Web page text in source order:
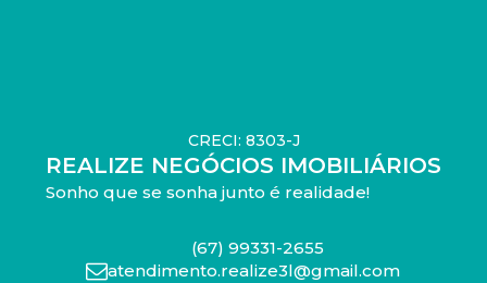
CRECI: 8303-J
REALIZE NEGÓCIOS IMOBILIÁRIOS
Sonho que se sonha junto é realidade!
(67) 99331-2655
atendimento.realize3l@gmail.com